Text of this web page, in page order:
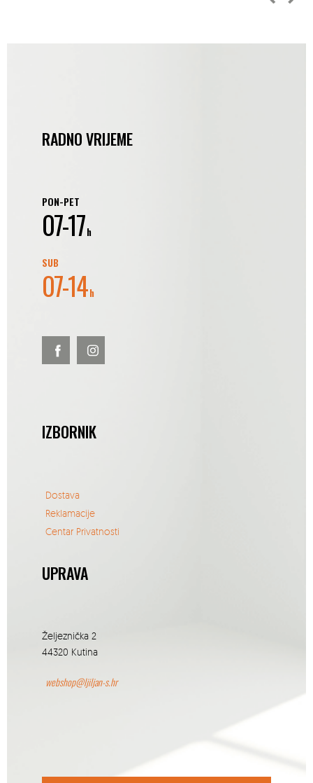
RADNO VRIJEME
PON-PET
07-17h
SUB
07-14h
IZBORNIK
Dostava
Reklamacije
Centar Privatnosti
UPRAVA
Željeznička 2
44320 Kutina
webshop@ljiljan-s.hr